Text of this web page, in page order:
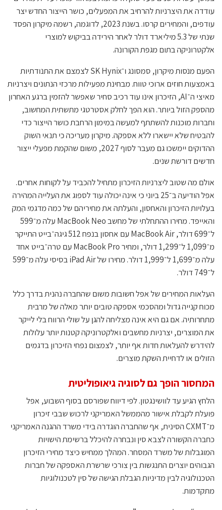
עודדה את היצרניות להרחיב את המפעלים, כושר הייצור החדש יצר
עודפים, והמחירים קרסו. בשנת 2023, לדוגמה, רשמה מיקרון הפסד
שנתי של 5.3 מיליארד דולר לאחר הירידה בביקוש למוצרי
אלקטרוניקה בתום מגפת הקורונה.
הפעם מנסות מיקרון, סמסונג ו־SK Hynix לצמצם את התנודתיות
באמצעות חוזים ארוכי טווח. מבחינת מפעילות מרכזי הנתונים ויצרניות
מאיצי ה־AI, הזיכרון אינו עוד רכיב סחיר שאפשר להזמין ברגע האחרון
מהספק הזול ביותר. הוא הפך לחלק אסטרטגי מתשתית המחשוב,
וחברות מוכנות להשתתף למעשה במימון הרחבת כושר הייצור כדי
להבטיח שלא יישארו ללא אספקה. מיקרון מעריכה כי תנאי השוק
ההדוקים יימשכו גם מעבר לסוף 2027, משום שהקמת מפעלי ייצור
חדשים דורשת שנים.
אולם מה שטוב ליצרניות הזיכרון מתחיל להכביד על לקוחות אחרים.
אפל הודיעה ב־25 ביוני כי אינה יכולה עוד לספוג את העלייה המהירה
בעלויות הזיכרון והאחסון, והעלתה את מחיריהם של כמה מדגמי המק
והאייפד. מחירו ההתחלתי של מחשב MacBook Neo עלה מ־599
ל־699 דולר, MacBook Air עם אחסון בנפח 512 גיגה־בייט התייקר
מ־1,099 ל־1,299 דולר, ומחיר MacBook Pro עם טרה־בייט אחד
עלה מ־1,699 ל־1,999 דולר. מחירו של iPad Air בסיסי עלה מ־599
ל־749 דולר.
העלאות המחירים של אפל חשובות משום שהחברה נהנית בדרך כלל
מכוח קנייה גדול ומהסכמי אספקה טובים יותר מאלה של מרבית
מתחרותיה. אם גם היא אינה מצליחה להגן על שולי הרווח בלי לייקר
את המוצרים, יצרניות מחשבים ואלקטרוניקה קטנות יותר עלולות
להידרש להעלאות חדות אף יותר, לצמצום נפחי הזיכרון בדגמים
הזולים או לדחיית השקת מוצרים.
המחסור הופך גם לסוגיה גיאופוליטית
הלחץ הגיע עד לוושינגטון. לפי דיווח שפורסם בסוף השבוע, אפל
פועלת לקבלת אישור מהממשל האמריקני לרכוש שבבי זיכרון
מ־CXMT הסינית, אף שהחברה הוגדרה בידי משרד ההגנה האמריקני
כחברה הקשורה לצבא סין ונבחרה להיכלל ברשימת הישויות
המוגבלות של משרד המסחר. המהלך ממחיש כיצד מחירי הזיכרון
הגבוהים יוצרים התנגשות בין צורכי שרשרת האספקה של חברות
הטכנולוגיה לבין מדיניות הגבלת הגישה של סין לטכנולוגיות
מתקדמות.